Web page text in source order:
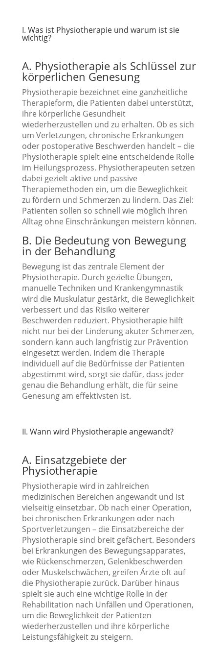
I. Was ist Physiotherapie und warum ist sie
wichtig?
A. Physiotherapie als Schlüssel zur
körperlichen Genesung
Physiotherapie bezeichnet eine ganzheitliche
Therapieform, die Patienten dabei unterstützt,
ihre körperliche Gesundheit
wiederherzustellen und zu erhalten. Ob es sich
um Verletzungen, chronische Erkrankungen
oder postoperative Beschwerden handelt – die
Physiotherapie spielt eine entscheidende Rolle
im Heilungsprozess. Physiotherapeuten setzen
dabei gezielt aktive und passive
Therapiemethoden ein, um die Beweglichkeit
zu fördern und Schmerzen zu lindern. Das Ziel:
Patienten sollen so schnell wie möglich ihren
Alltag ohne Einschränkungen meistern können.
B. Die Bedeutung von Bewegung
in der Behandlung
Bewegung ist das zentrale Element der
Physiotherapie. Durch gezielte Übungen,
manuelle Techniken und Krankengymnastik
wird die Muskulatur gestärkt, die Beweglichkeit
verbessert und das Risiko weiterer
Beschwerden reduziert. Physiotherapie hilft
nicht nur bei der Linderung akuter Schmerzen,
sondern kann auch langfristig zur Prävention
eingesetzt werden. Indem die Therapie
individuell auf die Bedürfnisse der Patienten
abgestimmt wird, sorgt sie dafür, dass jeder
genau die Behandlung erhält, die für seine
Genesung am effektivsten ist.
II. Wann wird Physiotherapie angewandt?
A. Einsatzgebiete der
Physiotherapie
Physiotherapie wird in zahlreichen
medizinischen Bereichen angewandt und ist
vielseitig einsetzbar. Ob nach einer Operation,
bei chronischen Erkrankungen oder nach
Sportverletzungen – die Einsatzbereiche der
Physiotherapie sind breit gefächert. Besonders
bei Erkrankungen des Bewegungsapparates,
wie Rückenschmerzen, Gelenkbeschwerden
oder Muskelschwächen, greifen Ärzte oft auf
die Physiotherapie zurück. Darüber hinaus
spielt sie auch eine wichtige Rolle in der
Rehabilitation nach Unfällen und Operationen,
um die Beweglichkeit der Patienten
wiederherzustellen und ihre körperliche
Leistungsfähigkeit zu steigern.